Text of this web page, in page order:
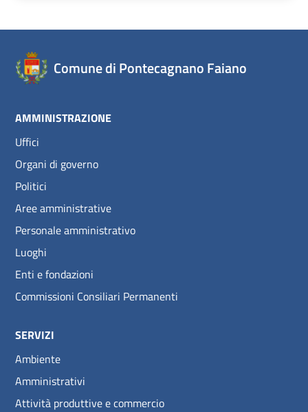
Comune di Pontecagnano Faiano
AMMINISTRAZIONE
Uffici
Organi di governo
Politici
Aree amministrative
Personale amministrativo
Luoghi
Enti e fondazioni
Commissioni Consiliari Permanenti
SERVIZI
Ambiente
Amministrativi
Attività produttive e commercio